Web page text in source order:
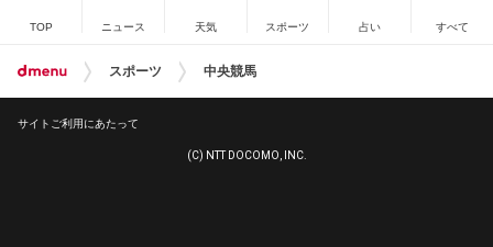
TOP ニュース 天気 スポーツ 占い すべて
スポーツ 中央競馬
サイトご利用にあたって
(C) NTT DOCOMO, INC.